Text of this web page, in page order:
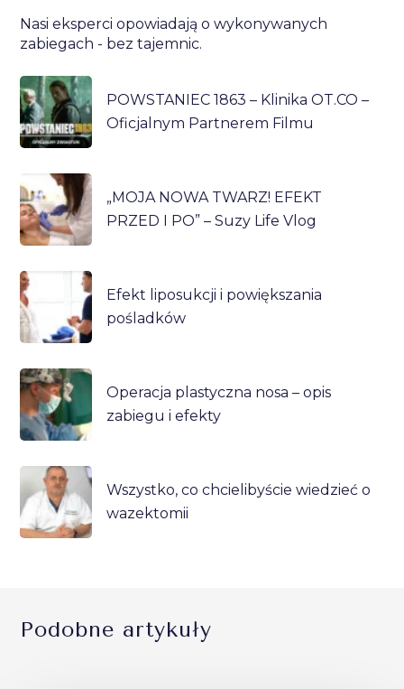
Nasi eksperci opowiadają o wykonywanych
zabiegach - bez tajemnic.
POWSTANIEC 1863 – Klinika OT.CO –
Oficjalnym Partnerem Filmu
„MOJA NOWA TWARZ! EFEKT
PRZED I PO” – Suzy Life Vlog
Efekt liposukcji i powiększania
pośladków
Operacja plastyczna nosa – opis
zabiegu i efekty
Wszystko, co chcielibyście wiedzieć o
wazektomii
Podobne artykuły